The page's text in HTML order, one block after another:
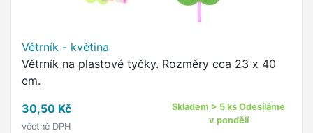
Větrník - květina
Větrník na plastové tyčky. Rozměry cca 23 x 40
cm.
30,50 Kč
včetně DPH
Skladem > 5 ks Odesíláme
v pondělí